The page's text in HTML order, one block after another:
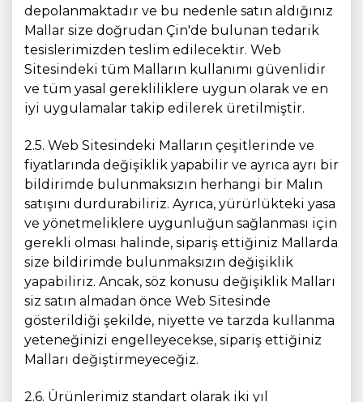
depolanmaktadır ve bu nedenle satın aldığınız
Mallar size doğrudan Çin'de bulunan tedarik
tesislerimizden teslim edilecektir. Web
Sitesindeki tüm Malların kullanımı güvenlidir
ve tüm yasal gerekliliklere uygun olarak ve en
iyi uygulamalar takip edilerek üretilmiştir.
2.5. Web Sitesindeki Malların çeşitlerinde ve
fiyatlarında değişiklik yapabilir ve ayrıca ayrı bir
bildirimde bulunmaksızın herhangi bir Malın
satışını durdurabiliriz. Ayrıca, yürürlükteki yasa
ve yönetmeliklere uygunluğun sağlanması için
gerekli olması halinde, sipariş ettiğiniz Mallarda
size bildirimde bulunmaksızın değişiklik
yapabiliriz. Ancak, söz konusu değişiklik Malları
siz satın almadan önce Web Sitesinde
gösterildiği şekilde, niyette ve tarzda kullanma
yeteneğinizi engelleyecekse, sipariş ettiğiniz
Malları değiştirmeyeceğiz.
2.6. Ürünlerimiz standart olarak iki yıl